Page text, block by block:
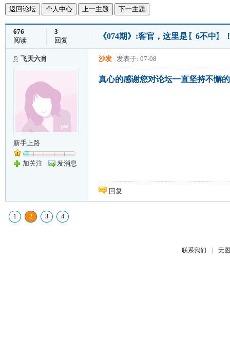
返回论坛 个人中心 上一主题 下一主题
676
阅读
3
回复
《074期》:客官，这里是〖6不中〗
飞天六肖
新手上路
加关注 发消息
沙发 发表于: 07-08
真心的感谢您对论坛一直坚持不懈
回复
1 2 3 4
联系我们 | 无